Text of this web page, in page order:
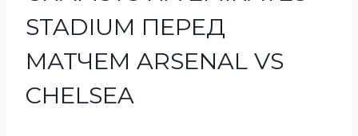
STADIUM ПЕРЕД
МАТЧЕМ ARSENAL VS
CHELSEA